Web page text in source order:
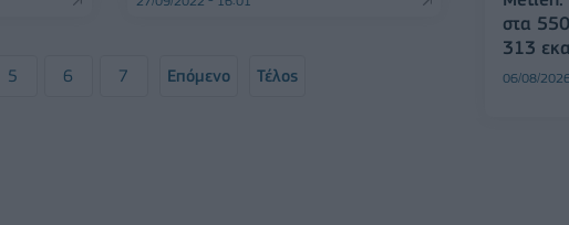
5 6 7 Επόμενο Τέλος
στα
313
06/08/